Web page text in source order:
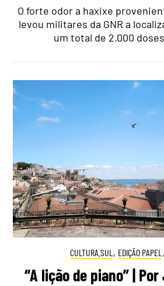
O forte odor a haxixe
levou militares da GNR a
um total de 2.000
CULTURA.SUL , EDIÇÃO PAPEL ,
“A lição de piano” |